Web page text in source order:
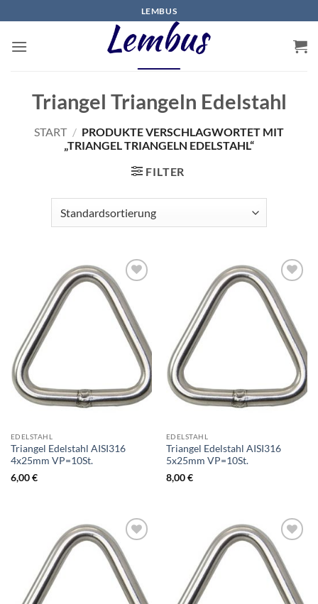
Inhalt
springen
LEMBUS
Triangel Triangeln Edelstahl
START / PRODUKTE VERSCHLAGWORTET MIT
„TRIANGEL TRIANGELN EDELSTAHL“
FILTER
EDELSTAHL
Triangel Edelstahl AISI316
4x25mm VP=10St.
6,00€
EDELSTAHL
Triangel Edelstahl AISI316
5x25mm VP=10St.
8,00€